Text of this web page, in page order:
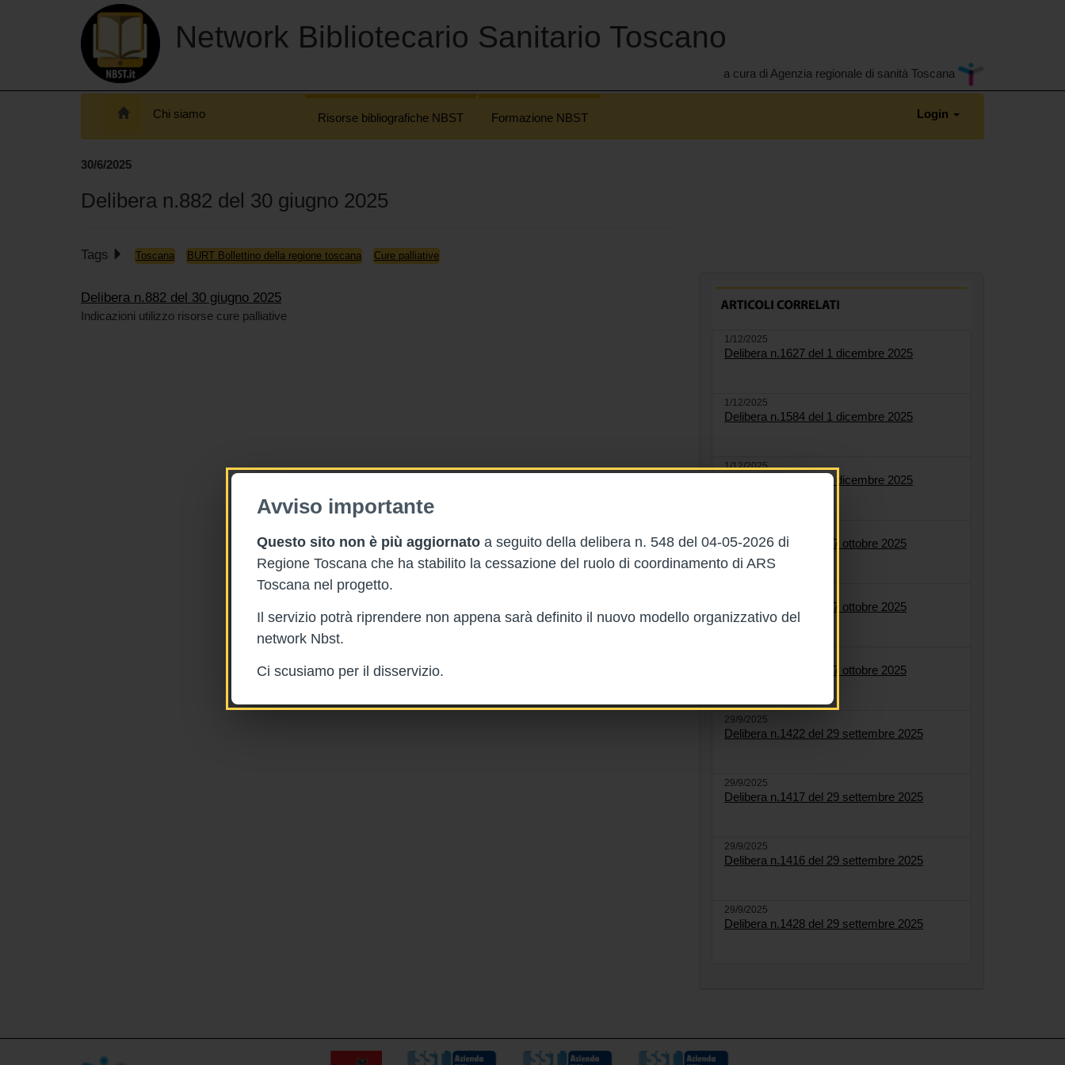
Avviso importante
Questo sito non è più aggiornato a seguito della delibera n. 548 del 04-05-2026 di
Regione Toscana che ha stabilito la cessazione del ruolo di coordinamento di ARS
Toscana nel progetto.
Il servizio potrà riprendere non appena sarà definito il nuovo modello organizzativo del
network Nbst.
Ci scusiamo per il disservizio.
Network Bibliotecario Sanitario Toscano
a cura di Agenzia regionale di sanità Toscana
Chi siamo Risorse bibliografiche NBST Formazione NBST Login
30/6/2025
Delibera n.882 del 30 giugno 2025
Tags Toscana BURT Bollettino della regione toscana Cure palliative
Delibera n.882 del 30 giugno 2025
Indicazioni utilizzo risorse cure palliative
1/12/2025
Delibera n.1627 del 1 dicembre 2025
1/12/2025
Delibera n.1584 del 1 dicembre 2025
1/12/2025
Delibera n.1622 del 1 dicembre 2025
Delibera n.1558 del 27 ottobre 2025
Delibera n.1561 del 27 ottobre 2025
Delibera n.1564 del 27 ottobre 2025
29/9/2025
Delibera n.1422 del 29 settembre 2025
29/9/2025
Delibera n.1417 del 29 settembre 2025
29/9/2025
Delibera n.1416 del 29 settembre 2025
29/9/2025
Delibera n.1428 del 29 settembre 2025